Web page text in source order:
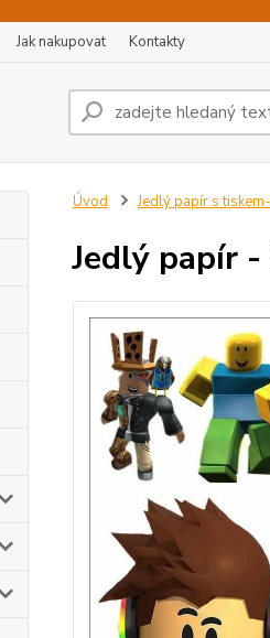
Jak nakupovat Kontakty
Úvod Jedlý papír s
Jedlý papír